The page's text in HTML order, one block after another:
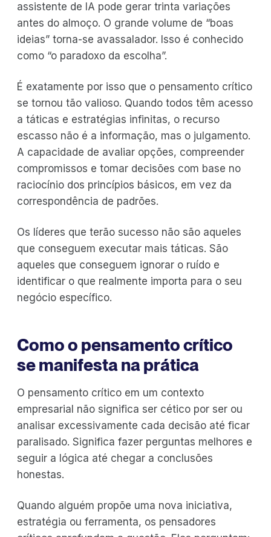
assistente de IA pode gerar trinta variações
antes do almoço. O grande volume de “boas
ideias” torna-se avassalador. Isso é conhecido
como “o paradoxo da escolha”.
É exatamente por isso que o pensamento crítico
se tornou tão valioso. Quando todos têm acesso
a táticas e estratégias infinitas, o recurso
escasso não é a informação, mas o julgamento.
A capacidade de avaliar opções, compreender
compromissos e tomar decisões com base no
raciocínio dos princípios básicos, em vez da
correspondência de padrões.
Os líderes que terão sucesso não são aqueles
que conseguem executar mais táticas. São
aqueles que conseguem ignorar o ruído e
identificar o que realmente importa para o seu
negócio específico.
Como o pensamento crítico
se manifesta na prática
O pensamento crítico em um contexto
empresarial não significa ser cético por ser ou
analisar excessivamente cada decisão até ficar
paralisado. Significa fazer perguntas melhores e
seguir a lógica até chegar a conclusões
honestas.
Quando alguém propõe uma nova iniciativa,
estratégia ou ferramenta, os pensadores